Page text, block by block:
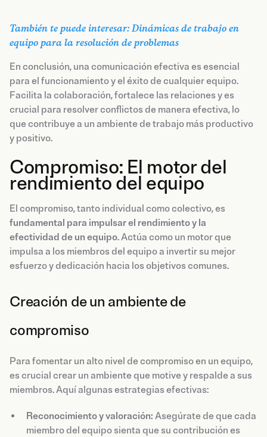
También te puede interesar: Dinámicas de trabajo en
equipo para la resolución de problemas
En conclusión, una comunicación efectiva es esencial
para el funcionamiento y el éxito de cualquier equipo.
Facilita la colaboración, fortalece las relaciones y es
crucial para resolver conflictos de manera efectiva, lo
que contribuye a un ambiente de trabajo más productivo
y positivo.
Compromiso: El motor del
rendimiento del equipo
El compromiso, tanto individual como colectivo, es
fundamental para impulsar el rendimiento y la
efectividad de un equipo. Actúa como un motor que
impulsa a los miembros del equipo a invertir su mejor
esfuerzo y dedicación hacia los objetivos comunes.
Creación de un ambiente de
compromiso
Para fomentar un alto nivel de compromiso en un equipo,
es crucial crear un ambiente que motive y respalde a sus
miembros. Aquí algunas estrategias efectivas:
Reconocimiento y valoración: Asegúrate de que cada
miembro del equipo sienta que su contribución es